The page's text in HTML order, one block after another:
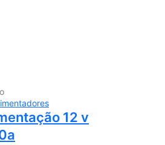
12 v